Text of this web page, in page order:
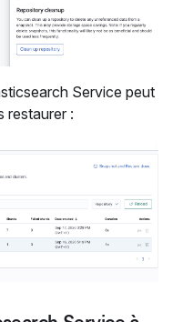
Service peut
restaurer :